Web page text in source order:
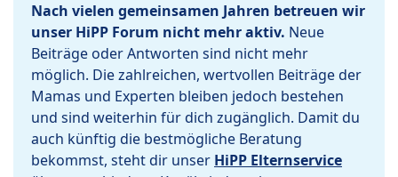
Nach vielen gemeinsamen Jahren betreuen wir
unser HiPP Forum nicht mehr aktiv. Neue
Beiträge oder Antworten sind nicht mehr
möglich. Die zahlreichen, wertvollen Beiträge der
Mamas und Experten bleiben jedoch bestehen
und sind weiterhin für dich zugänglich. Damit du
auch künftig die bestmögliche Beratung
bekommst, steht dir unser HiPP Elternservice